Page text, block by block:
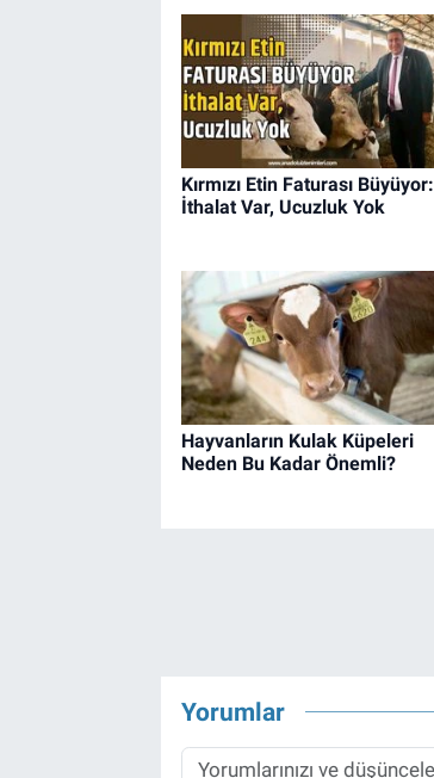
Kırmızı Etin Faturası Büyüyor:
İthalat Var, Ucuzluk Yok
Hayvanların Kulak Küpeleri
Neden Bu Kadar Önemli?
Yorumlar